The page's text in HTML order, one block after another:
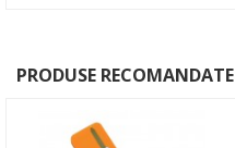
PRODUSE RECOMANDATE